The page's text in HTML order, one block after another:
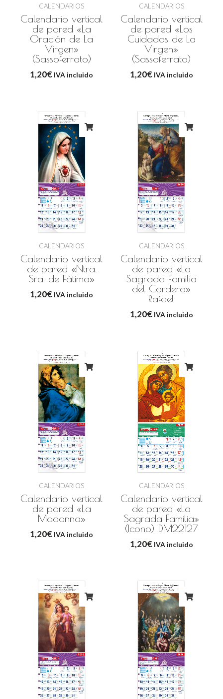
CALENDARIOS
Calendario vertical
de pared «La
Oración de La
Virgen»
(Sassoferrato)
1,20€ IVA incluido
CALENDARIOS
Calendario vertical
de pared «Los
Cuidados de La
Virgen»
(Sassoferrato)
1,20€ IVA incluido
CALENDARIOS
Calendario vertical
de pared «Ntra.
Sra. de Fátima»
1,20€ IVA incluido
CALENDARIOS
Calendario vertical
de pared «La
Sagrada Familia
del Cordero»
Rafael
1,20€ IVA incluido
CALENDARIOS
Calendario vertical
de pared «La
Madonna»
1,20€ IVA incluido
CALENDARIOS
Calendario vertical
de pared «La
Sagrada Familia»
(Icono) DM22127
1,20€ IVA incluido